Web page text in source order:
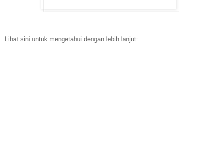
Lihat sini untuk mengetahui dengan lebih lanjut: